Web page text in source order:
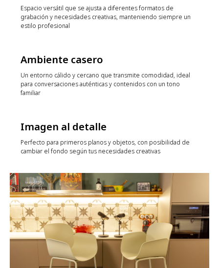
Espacio versátil que se ajusta a diferentes formatos de
grabación y necesidades creativas, manteniendo siempre un
estilo profesional
Ambiente casero
Un entorno cálido y cercano que transmite comodidad, ideal
para conversaciones auténticas y contenidos con un tono
familiar
Imagen al detalle
Perfecto para primeros planos y objetos, con posibilidad de
cambiar el fondo según tus necesidades creativas